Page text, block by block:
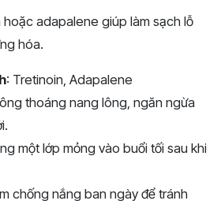
adapalene giúp làm sạch lỗ
hóa.
: Tretinoin, Adapalene
thoáng nang lông, ngăn ngừa
một lớp mỏng vào buổi tối sau khi
chống nắng ban ngày để tránh